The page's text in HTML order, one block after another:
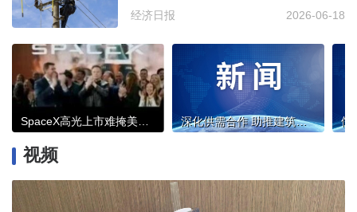
经济日报 2026-06-18
深化供需合作 助推建筑业供应链高质量进阶
视频